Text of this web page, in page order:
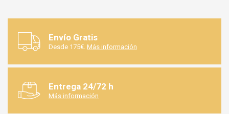
Envío Gratis
Desde 175€. Más información
Entrega 24/72 h
Más información